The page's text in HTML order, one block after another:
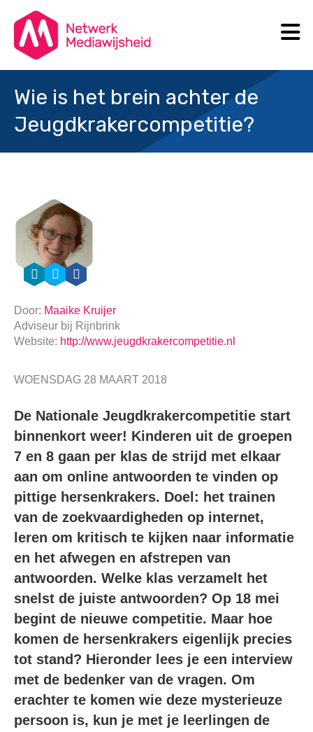
Wie is het brein achter de
Jeugdkrakercompetitie?
Door: Maaike Kruijer
Adviseur bij Rijnbrink
Website: http://www.jeugdkrakercompetitie.nl
WOENSDAG 28 MAART 2018
De Nationale Jeugdkrakercompetitie start
binnenkort weer! Kinderen uit de groepen
7 en 8 gaan per klas de strijd met elkaar
aan om online antwoorden te vinden op
pittige hersenkrakers. Doel: het trainen
van de zoekvaardigheden op internet,
leren om kritisch te kijken naar informatie
en het afwegen en afstrepen van
antwoorden. Welke klas verzamelt het
snelst de juiste antwoorden? Op 18 mei
begint de nieuwe competitie. Maar hoe
komen de hersenkrakers eigenlijk precies
tot stand? Hieronder lees je een interview
met de bedenker van de vragen. Om
erachter te komen wie deze mysterieuze
persoon is, kun je met je leerlingen de